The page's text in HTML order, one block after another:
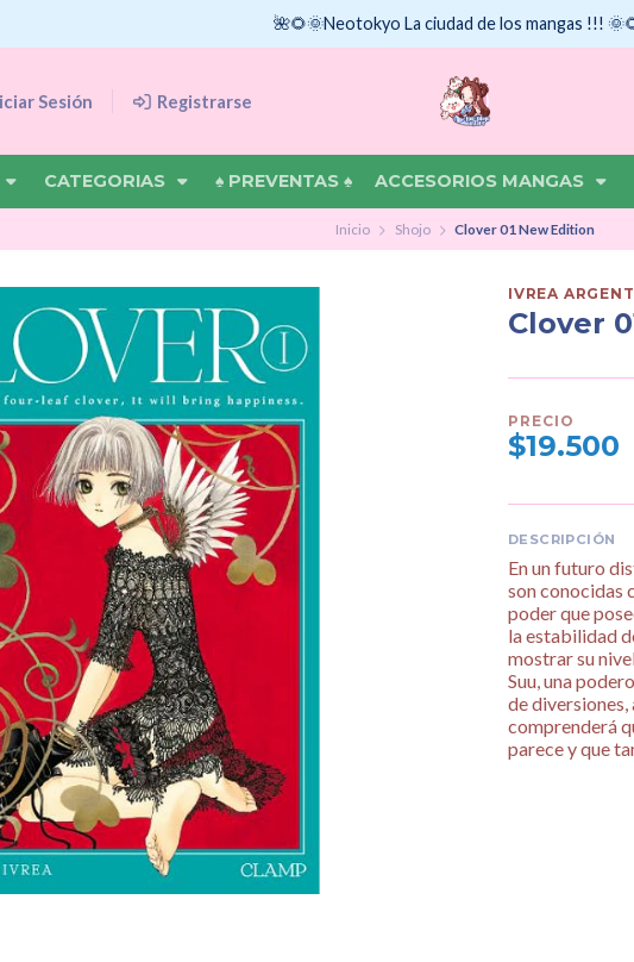
Sesión Registrarse
CATEGORIAS ♠ PREVENTAS ♠ ACCESORIOS MANGAS
🌺🌻🌞Neotokyo La ciudad de los mangas !!!
Inicio Shojo Clover 01 New Edition
IVREA
Clover
PRECIO
$19.500
DESCRIPCIÓN
En un futuro
son conocidas
poder que
la estabilidad
mostrar su
Suu, una
de diversiones,
comprenderá
parece y que